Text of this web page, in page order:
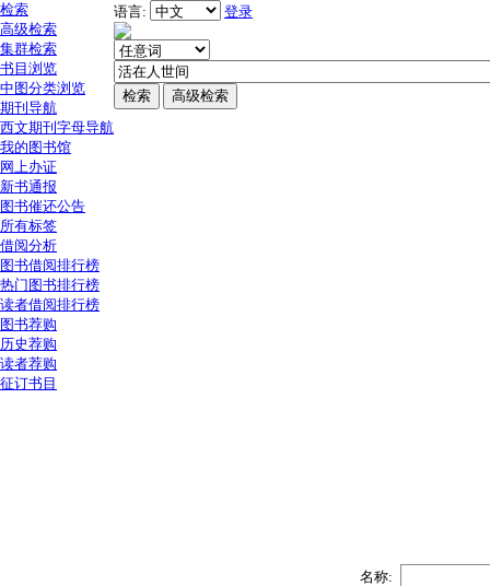
检索
高级检索
集群检索
书目浏览
中图分类浏览
期刊导航
西文期刊字母导航
我的图书馆
网上办证
新书通报
图书催还公告
所有标签
借阅分析
图书借阅排行榜
热门图书排行榜
读者借阅排行榜
图书荐购
历史荐购
读者荐购
征订书目
语言: 登录
名称: